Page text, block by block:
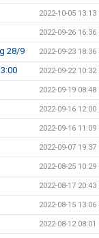
2022-10-05 13:13
2022-09-26 16:36
28/9 2022-09-23 18:36
2022-09-22 10:32
2022-09-19 08:48
2022-09-16 12:00
2022-09-16 11:09
2022-09-07 19:37
2022-08-25 10:29
2022-08-17 20:43
2022-08-15 13:06
2022-08-12 08:01